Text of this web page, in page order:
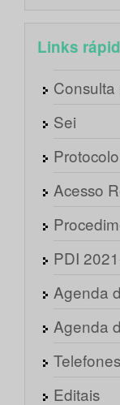
Links
Sei
Acesso
PDI
Agenda
Agenda
Telefones
Editais